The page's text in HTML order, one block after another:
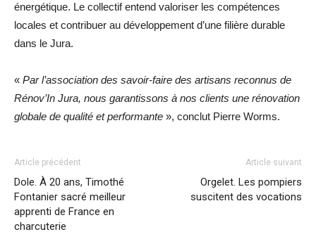
énergétique. Le collectif entend valoriser les compétences
locales et contribuer au développement d’une filière durable
dans le Jura.
« Par l’association des savoir-faire des artisans reconnus de
Rénov’In Jura, nous garantissons à nos clients une rénovation
globale de qualité et performante », conclut Pierre Worms.
Article précédent
Dole. À 20 ans, Timothé
Fontanier sacré meilleur
apprenti de France en
charcuterie
Article suivant
Orgelet. Les pompiers
suscitent des vocations